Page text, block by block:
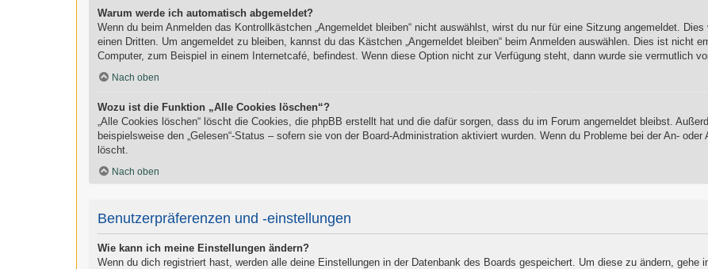
Warum werde ich automatisch abgemeldet?
Wenn du beim Anmelden das Kontrollkästchen „Angemeldet bleiben“ nicht auswählst, wirst du nur für eine Sitzung angemeldet.
einen Dritten. Um angemeldet zu bleiben, kannst du das Kästchen „Angemeldet bleiben“ beim Anmelden auswählen. Dies ist nicht
Computer, zum Beispiel in einem Internetcafé, befindest. Wenn diese Option nicht zur Verfügung steht, dann wurde sie vermutlich
Nach oben
Wozu ist die Funktion „Alle Cookies löschen“?
„Alle Cookies löschen“ löscht die Cookies, die phpBB erstellt hat und die dafür sorgen, dass du im Forum angemeldet bleibst.
beispielsweise den „Gelesen“-Status – sofern sie von der Board-Administration aktiviert wurden. Wenn du Probleme bei der An-
löscht.
Nach oben
Benutzerpräferenzen und -einstellungen
Wie kann ich meine Einstellungen ändern?
Wenn du dich registriert hast, werden alle deine Einstellungen in der Datenbank des Boards gespeichert. Um diese zu ändern, gehe